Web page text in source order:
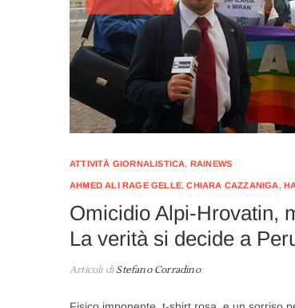
ATTIVITÀ GIORNALISTICA, RAINEWS
AHMED ALI RAGE GELLE,CHIARA CAZZANIGA,
Omicidio Alpi-Hrovatin,
La verità si decide a
Articoli diStefano Corradino